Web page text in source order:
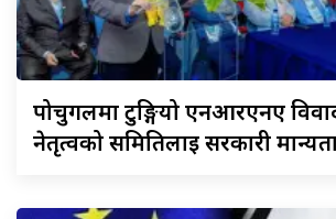
पोर्चुगलमाटुङ्गियो एनआरएनए
नेतृत्वको समितिलाई सरकारी